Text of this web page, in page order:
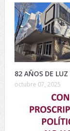
82 AÑOS DE
octubre 07, 2025